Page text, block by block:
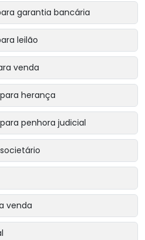
garantia bancária
leilão
venda
herança
penhora judicial
venda